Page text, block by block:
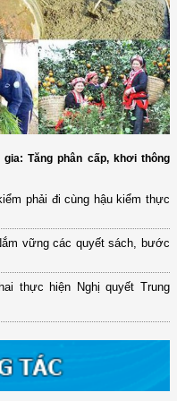
Tăng phân cấp, khơi thông
phải đi cùng hậu kiểm thực
vững các quyết sách, bước
thực hiện Nghị quyết Trung
vụ Khoa học, công nghệ và
định số 2415/QĐ-TTg ngày
trình mục tiêu quốc gia
số 72-NQ/TW ngày